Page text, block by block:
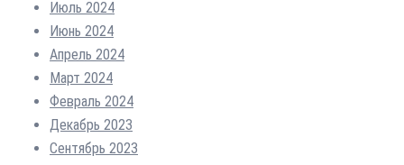
Июль 2024
Июнь 2024
Апрель 2024
Март 2024
Февраль 2024
Декабрь 2023
Сентябрь 2023